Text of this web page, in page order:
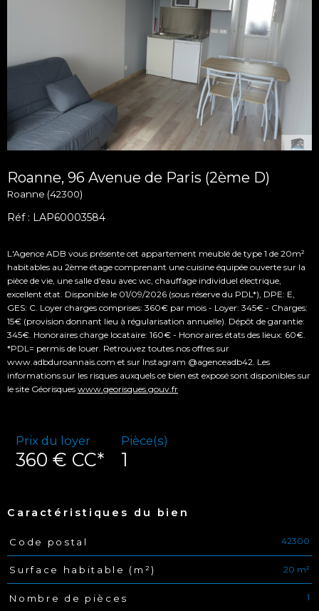
Roanne, 96 Avenue de Paris (2ème D)
Roanne (42300)
Réf : LAP60003584
L'Agence ADB vous présente cet appartement meublé de type 1 de 20m²
habitables au 2ème étage comprenant une cuisine équipée ouverte sur la
pièce de vie, une salle d'eau avec wc, chauffage individuel électrique,
excellent état. Disponible le 01/09/2026 (sous réserve du PDL*), DPE: E,
GES: C. Loyer charges comprises: 360€ par mois - Loyer: 345€ - Charges:
15€ (provision donnant lieu à régularisation annuelle). Dépôt de garantie:
345€. Honoraires charge locataire: 160€ - Honoraires états des lieux: 60€.
*PDL= permis de louer. Retrouvez toutes nos offres sur
www.adbduroannais.com et sur Instagram @agenceadb42. Les
informations sur les risques auxquels ce bien est exposé sont disponibles sur
le site Géorisques www.georisques.gouv.fr
Prix du loyer
360 € CC*
Pièce(s)
1
Caractéristiques du bien
Caractéristiques Valeurs
Code postal 42300
Surface habitable (m²) 20 m²
Nombre de pièces 1